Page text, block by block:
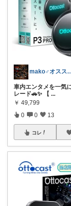
mako♂オススメ
車内エンタメを一気
レード🚗✨ 【 ...
￥ 49,799
0 0 13
コレ